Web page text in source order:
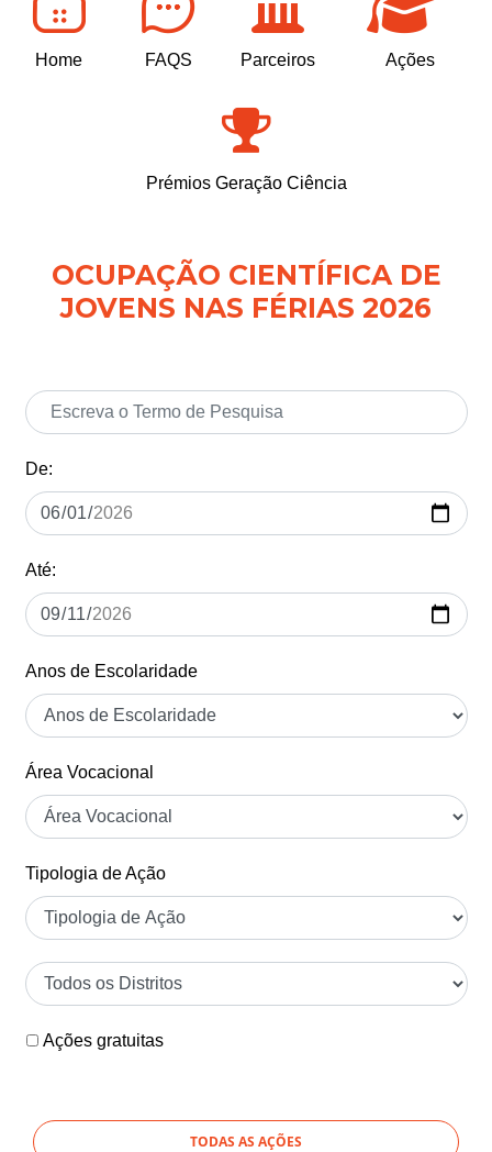
Home FAQS Parceiros Ações
Prémios Geração Ciência
OCUPAÇÃO CIENTÍFICA DE
JOVENS NAS FÉRIAS 2026
De:
Até:
Anos de Escolaridade
Área Vocacional
Tipologia de Ação
Ações gratuitas
TODAS AS AÇÕES